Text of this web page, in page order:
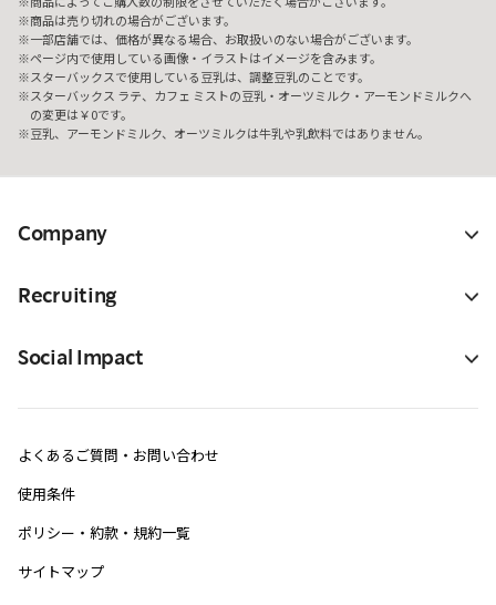
商品は売り切れの場合がございます。
一部店舗では、価格が異なる場合、お取扱いのない場合がございます。
ページ内で使用している画像・イラストはイメージを含みます。
スターバックスで使用している豆乳は、調整豆乳のことです。
スターバックス ラテ、カフェ ミストの豆乳・オーツミルク・アーモンドミルクへ
の変更は￥0です。
豆乳、アーモンドミルク、オーツミルクは牛乳や乳飲料ではありません。
Company
Recruiting
Social Impact
よくあるご質問・お問い合わせ
使用条件
ポリシー・約款・規約一覧
サイトマップ